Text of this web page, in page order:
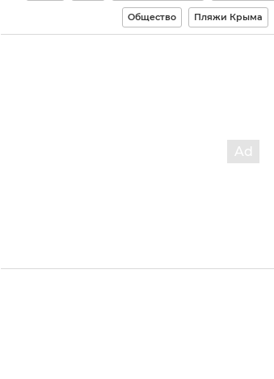
Общество Пляжи Крыма